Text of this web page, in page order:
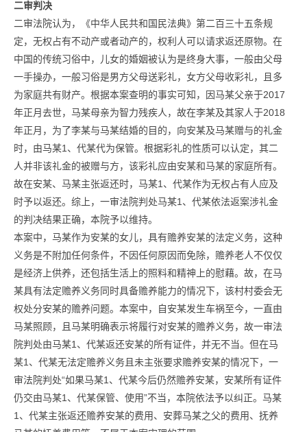
二审判决
二审法院认为，《中华人民共和国民法典》第二百三十五条规
定，无权占有不动产或者动产的，权利人可以请求返还原物。在
中国的传统习俗中，儿女的婚姻被认为是终身大事，一般由父母
一手操办，一般习俗是男方父母送彩礼，女方父母收彩礼，且多
为家庭共有财产。根据本案查明的事实可知，因马某父亲于2017
年正月去世，马某母亲为智力残疾人，故在李某及其家人于2018
年正月，为了李某与马某结婚的目的，向安某及马某赠与的礼金
时，由马某1、代某代为保管。根据彩礼的性质可以认定，其二
人并非该礼金的被赠与方，该彩礼应由安某和马某的家庭所有。
故在安某、马某主张返还时，马某1、代某作为无权占有人应及
时予以返还。综上，一审法院判处马某1、代某依法返案涉礼金
的判决结果正确，本院予以维持。
本案中，马某作为安某的女儿，具有赡养安某的法定义务，这种
义务是不附加任何条件，不因任何原因而免除，赡养老人不仅仅
是经济上供养，还包括生活上的照料和精神上的慰藉。故，在马
某具有法定赡养义务同时具备赡养能力的情况下，该村村委会无
权处分安某的赡养问题。本案中，自安某发生车祸至今，一直由
马某照顾，且马某明确表示将履行对安某的赡养义务，故一审法
院判处由马某1、代某返还安某的所有证件，并无不当。但在马
某1、代某无法定赡养义务且未主张要求赡养安某的情况下，一
审法院判处“如果马某1、代某今后仍然赡养安某，安某所有证件
仍交由马某1、代某保管、使用”不当，本院依法予以纠正。马某
1、代某主张返还赡养安某的费用、安葬马某之父的费用、抚养